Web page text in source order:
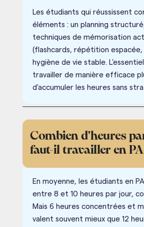
Les étudiants qui réussissent
éléments : un planning
techniques de mémorisation
(flashcards, répétition espacée,
hygiène de vie stable.
travailler de manière efficace
d’accumuler les heures sans
Combien d'heures
faut-il travailler en
En moyenne, les étudiants en
entre 8 et 10 heures par jour,
Mais 6 heures concentrées et
valent souvent mieux que 12